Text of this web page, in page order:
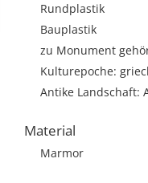
Rundplastik
Bauplastik
zu Monument
Kulturepoche:
Antike Landschaft:
Material
Marmor